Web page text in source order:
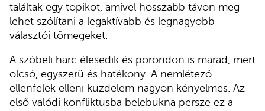
találtak egy topikot, amivel hosszabb távon meg
lehet szólítani a legaktívabb és legnagyobb
választói tömegeket.
A szóbeli harc élesedik és porondon is marad, mert
olcsó, egyszerű és hatékony. A nemlétező
ellenfelek elleni küzdelem nagyon kényelmes. Az
első valódi konfliktusba belebukna persze ez a